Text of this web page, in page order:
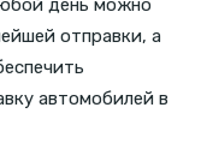
день можно
отправки, а
автомобилей в